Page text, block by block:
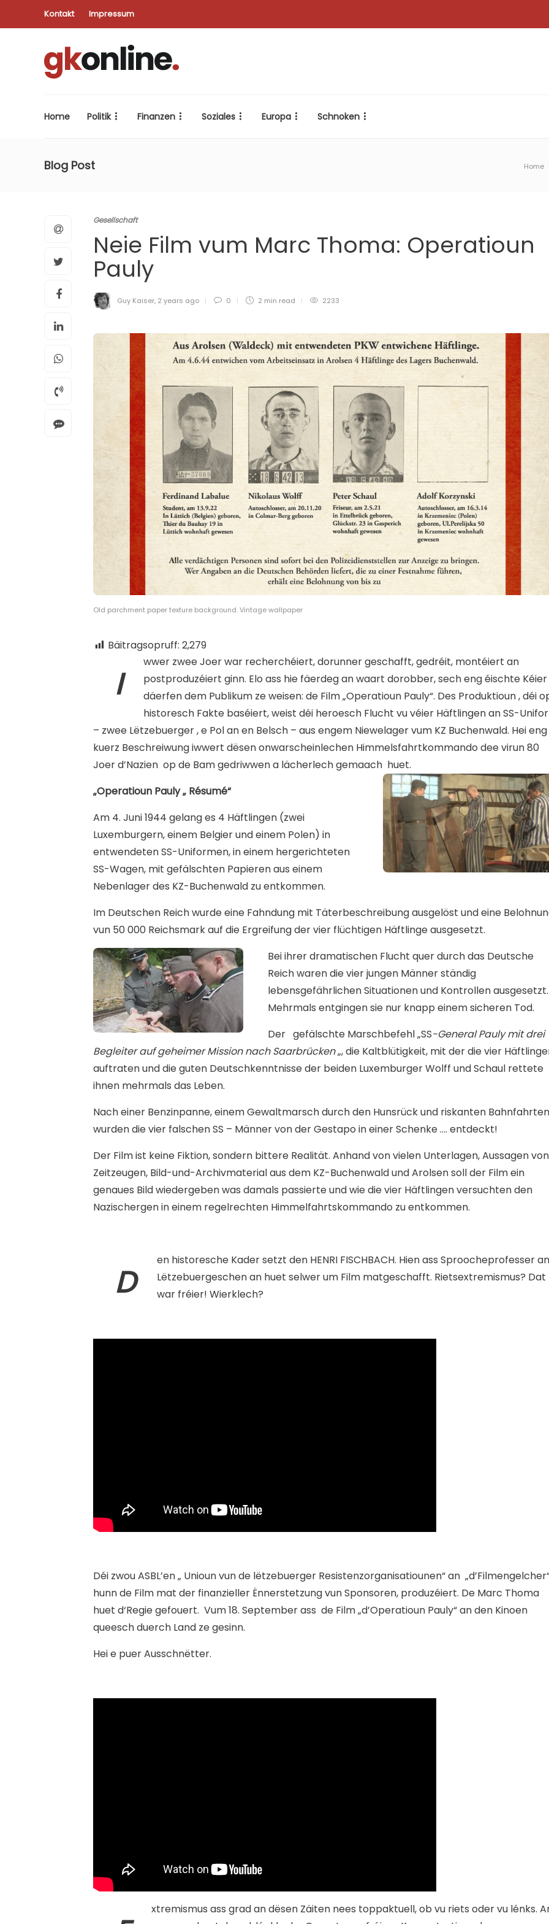
Kontakt Impressum
Home Politik Finanzen Soziales Europa Schnoken
Blog Post Home
Gesellschaft
Neie Film vum Marc Thoma: Operatioun
Pauly
Guy Kaiser, 2 years ago 0 2 min read 2233
Old parchment paper texture background. Vintage wallpaper
Bäitragsopruff: 2,279
I
wwer zwee Joer war recherchéiert, dorunner geschafft, gedréit, montéiert an
postproduzéiert ginn. Elo ass hie fäerdeg an waart dorobber, sech eng éischte Kéier
däerfen dem Publikum ze weisen: de Film „Operatioun Pauly“. Des Produktioun , déi
historesch Fakte baséiert, weist déi heroesch Flucht vu véier Häftlingen an SS-
– zwee Lëtzebuerger , e Pol an en Belsch – aus engem Niewelager vum KZ Buchenwald. Hei eng
kuerz Beschreiwung iwwert dësen onwarscheinlechen Himmelsfahrtkommando dee virun 80
Joer d’Nazien op de Bam gedriwwen a lächerlech gemaach huet.
„Operatioun Pauly „ Résumé“
Am 4. Juni 1944 gelang es 4 Häftlingen (zwei
Luxemburgern, einem Belgier und einem Polen) in
entwendeten SS-Uniformen, in einem hergerichteten
SS-Wagen, mit gefälschten Papieren aus einem
Nebenlager des KZ-Buchenwald zu entkommen.
Im Deutschen Reich wurde eine Fahndung mit Täterbeschreibung ausgelöst und eine
vun 50 000 Reichsmark auf die Ergreifung der vier flüchtigen Häftlinge ausgesetzt.
Bei ihrer dramatischen Flucht quer durch das Deutsche
Reich waren die vier jungen Männer ständig
lebensgefährlichen Situationen und Kontrollen ausgesetzt.
Mehrmals entgingen sie nur knapp einem sicheren Tod.
Der gefälschte Marschbefehl „SS-General Pauly mit drei
Begleiter auf geheimer Mission nach Saarbrücken„, die Kaltblütigkeit, mit der die vier
auftraten und die guten Deutschkenntnisse der beiden Luxemburger Wolff und Schaul rettete
ihnen mehrmals das Leben.
Nach einer Benzinpanne, einem Gewaltmarsch durch den Hunsrück und riskanten Bahnfahrten
wurden die vier falschen SS – Männer von der Gestapo in einer Schenke …. entdeckt!
Der Film ist keine Fiktion, sondern bittere Realität. Anhand von vielen Unterlagen, Aussagen von
Zeitzeugen, Bild-und-Archivmaterial aus dem KZ-Buchenwald und Arolsen soll der Film ein
genaues Bild wiedergeben was damals passierte und wie die vier Häftlingen versuchten den
Nazischergen in einem regelrechten Himmelfahrtskommando zu entkommen.
D
en historesche Kader setzt den HENRI FISCHBACH. Hien ass Sproocheprofesser
Lëtzebuergeschen an huet selwer um Film matgeschafft. Rietsextremismus? Dat
war fréier! Wierklech?
Déi zwou ASBL’en „ Unioun vun de lëtzebuerger Resistenzorganisatiounen“ an
hunn de Film mat der finanzieller Ënnerstetzung vun Sponsoren, produzéiert. De Marc Thoma
huet d‘Regie gefouert. Vum 18. September ass de Film „d’Operatioun Pauly“ an den Kinoen
queesch duerch Land ze gesinn.
Hei e puer Ausschnëtter.
xtremismus ass grad an dësen Zäiten nees toppaktuell, ob vu riets oder vu lénks.